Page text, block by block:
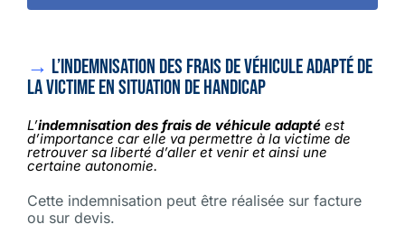
→ L’indemnisation des frais de véhicule adapté de
la victime en situation de handicap
L’indemnisation des frais de véhicule adapté est
d’importance car elle va permettre à la victime de
retrouver sa liberté d’aller et venir et ainsi une
certaine autonomie.
Cette indemnisation peut être réalisée sur facture
ou sur devis.